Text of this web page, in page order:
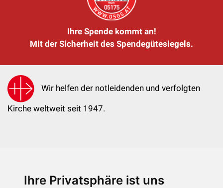
Ihre Privatsphäre ist uns
Ihre Spende kommt an!
Mit der Sicherheit des Spendegütesiegels.
Wir helfen der notleidenden und verfolgten
Kirche weltweit seit 1947.
KIRCHE IN NOT - Österreich